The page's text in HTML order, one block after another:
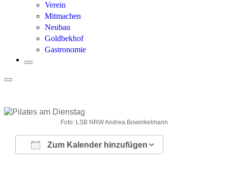
Verein
Mitmachen
Neubau
Goldbekhof
Gastronomie
Foto: LSB NRW Andrea Bowinkelmann
Zum Kalender hinzufügen